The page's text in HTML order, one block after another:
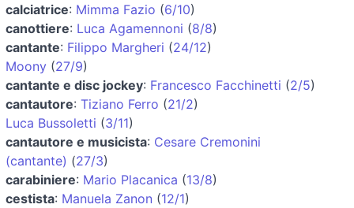
calciatrice: Mimma Fazio (6/10)
canottiere: Luca Agamennoni (8/8)
cantante: Filippo Margheri (24/12)
Moony (27/9)
cantante e disc jockey: Francesco Facchinetti (2/5)
cantautore: Tiziano Ferro (21/2)
Luca Bussoletti (3/11)
cantautore e musicista: Cesare Cremonini
(cantante) (27/3)
carabiniere: Mario Placanica (13/8)
cestista: Manuela Zanon (12/1)